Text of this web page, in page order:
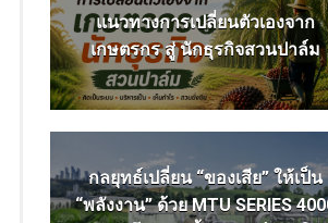
แนวทางการเปลี่ยนตัวเองจาก
เกษตรกร สู่ นักธุรกิจสวนปาล์ม
กลยุทธ์เปลี่ยน “ของเสีย” ให้เป็น
“พลังงาน” ด้วย MTU SERIES